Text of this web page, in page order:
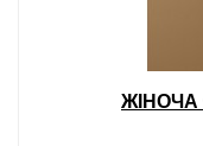
ЖІНОЧА